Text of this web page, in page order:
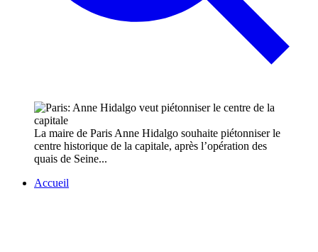
La maire de Paris Anne Hidalgo souhaite piétonniser le
centre historique de la capitale, après l’opération des
quais de Seine...
Accueil